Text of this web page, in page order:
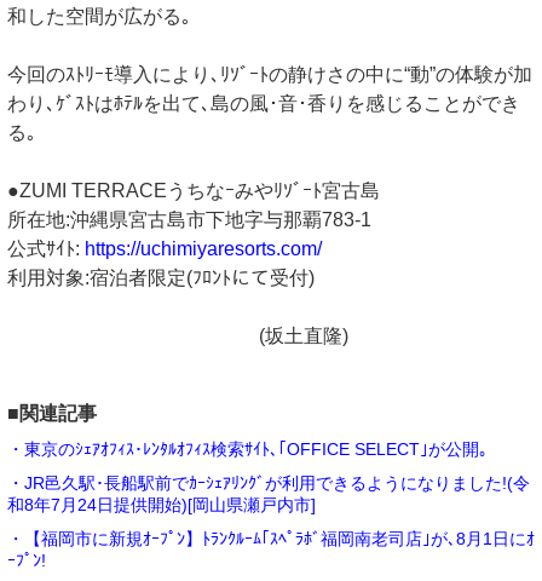
和した空間が広がる｡
今回のｽﾄﾘｰﾓ導入により､ﾘｿﾞｰﾄの静けさの中に“動”の体験が加
わり､ｹﾞｽﾄはﾎﾃﾙを出て､島の風･音･香りを感じることができ
る｡
●ZUMI TERRACEうちなｰみやﾘｿﾞｰﾄ宮古島
所在地:沖縄県宮古島市下地字与那覇783-1
公式ｻｲﾄ: https://uchimiyaresorts.com/
利用対象:宿泊者限定(ﾌﾛﾝﾄにて受付)
(坂土直隆)
■関連記事
・東京のｼｪｱｵﾌｨｽ･ﾚﾝﾀﾙｵﾌｨｽ検索ｻｲﾄ､｢OFFICE SELECT｣が公開｡
・JR邑久駅･長船駅前でｶｰｼｪｱﾘﾝｸﾞが利用できるようになりました!(令
和8年7月24日提供開始)[岡山県瀬戸内市]
・【福岡市に新規ｵｰﾌﾟﾝ】ﾄﾗﾝｸﾙｰﾑ｢ｽﾍﾟﾗﾎﾞ福岡南老司店｣が､8月1日にｵ
ｰﾌﾟﾝ!